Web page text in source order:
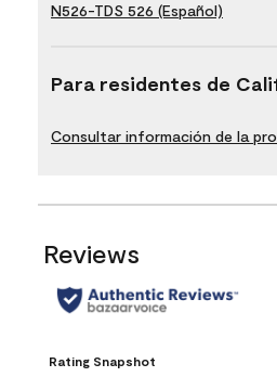
N526-TDS 526 (Español)
Para residentes de
Consultar información de la
Reviews
Rating Snapshot